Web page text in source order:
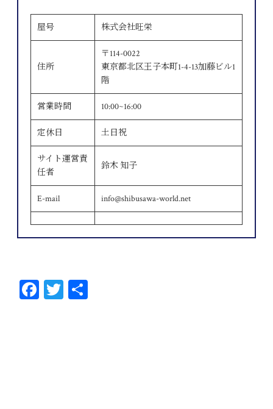
屋号 株式会社旺栄
住所
〒114-0022
東京都北区王子本町1-4-13加藤ビル1
階
営業時間 10:00~16:00
定休日 土日祝
サイト運営責
任者
鈴木 知子
E-mail info@shibusawa-world.net
Fa T